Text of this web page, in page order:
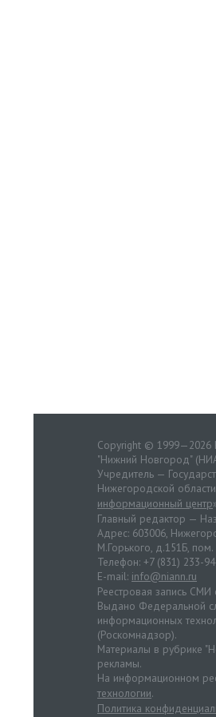
Copyright © 1999—2026
"Нижний Новгород"
Учредитель —
Нижегородской
информационный центр
Главный редактор —
Адрес: 603006,
М.Горького, д.151Б, пом.
Телефон: +7 (831) 233-
E-mail: info@niann.ru
Реестровая запись
Выдано Федеральной
информационных
(Роскомнадзор).
Материалы в рубрике
рекламы.
На информационном
технологии.
Политика